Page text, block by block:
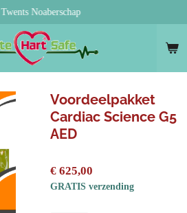
Twents Noaberschap
Voordeelpakket
Cardiac Science G5
AED
€ 625,00
GRATIS verzending